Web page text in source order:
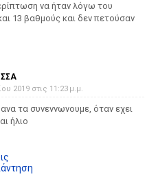
να ήταν λόγω του
13 βαθμούς και δεν πετούσαν
2019 στις 11:23 μ.μ.
τα συνεννωνουμε, όταν εχει
ήλιο